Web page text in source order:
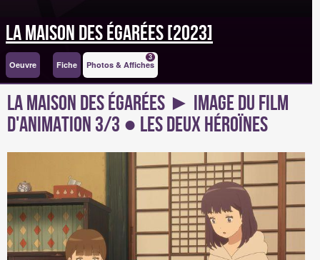
La Maison des égarées [2023]
Oeuvre Fiche Photos & Affiches
3
La Maison des égarées ► Image du Film
d'animation 3/3 ● Les deux héroïnes